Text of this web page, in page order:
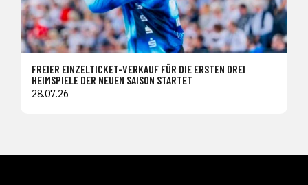
FREIER EINZELTICKET-VERKAUF FÜR DIE ERSTEN DREI
HEIMSPIELE DER NEUEN SAISON STARTET
28.07.26